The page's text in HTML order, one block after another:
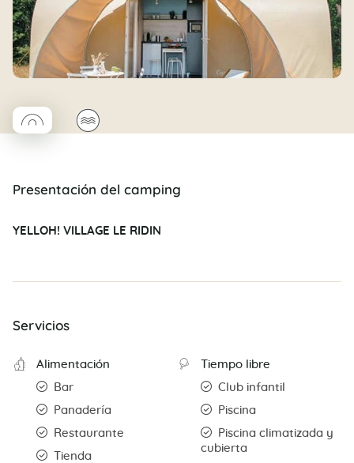
◯Coco rond🌊
Presentación del camping
YELLOH! VILLAGE LE RIDIN
Servicios
Alimentación
Bar
Panadería
Restaurante
Tienda
Tiempo libre
Club infantil
Piscina
Piscina climatizada y
cubierta